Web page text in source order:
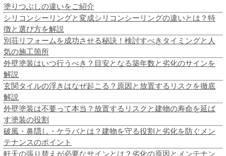
塗りつぶしの違いをご紹介
シリコンシーリングと変成シリコンシーリングの違いとは？特
徴と選び方を解説
別荘リフォームを成功させる秘訣！検討すべきタイミングと人
気の施工箇所
外壁塗装はいつ行うべき？目安となる築年数と劣化のサインを
解説
玄関タイルの浮きはなぜ起こる？原因と放置するリスクを徹底
解説
外壁塗装は不要って本当？放置するリスクと建物の寿命を延ば
す塗装の役割
破風・鼻隠し・ケラバとは？建物を守る役割と劣化を防ぐメン
テナンスのポイント
軒天の張り替えが必要なサインとは？劣化の原因とメンテナン